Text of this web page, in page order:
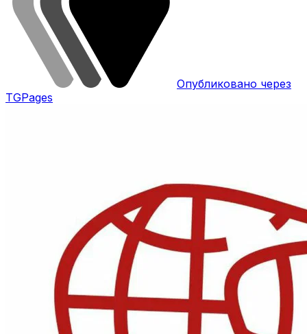
Опубликовано через
TGPages